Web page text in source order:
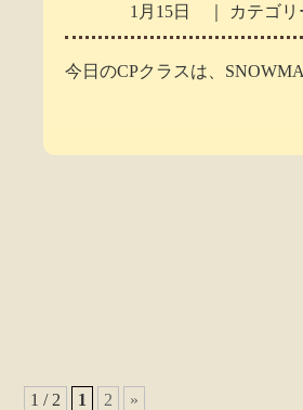
1月15日 ｜ カテゴリ
今日のCPクラスは、
1 / 2 1 2 »